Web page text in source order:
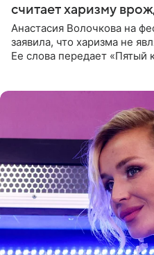
считает харизму
Анастасия Волочкова на
заявила, что харизма не
Ее слова передает «Пятый